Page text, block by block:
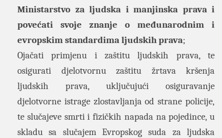
Ministarstvo za ljudska i manjinska prava i
povećati svoje znanje o međunarodnim i
evropskim standardima ljudskih prava;
Ojačati primjenu i zaštitu ljudskih prava, te
osigurati djelotvornu zaštitu žrtava kršenja
ljudskih prava, uključujući osiguravanje
djelotvorne istrage zlostavljanja od strane policije,
te slučajeve smrti i fizičkih napada na pojedince, u
skladu sa slučajem Evropskog suda za ljudska